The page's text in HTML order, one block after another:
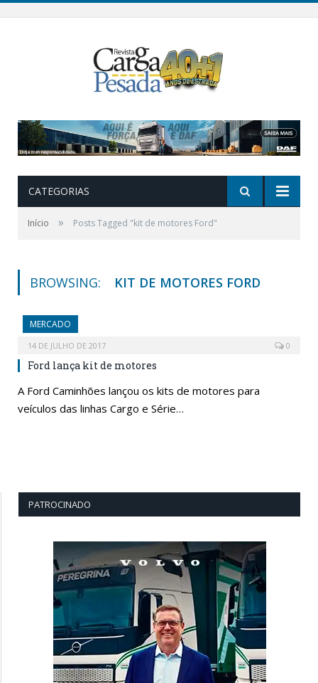
CATEGORIAS
Início » Posts Tagged "kit de motores Ford"
BROWSING: KIT DE MOTORES FORD
MERCADO
14 DE JULHO DE 2017 0
Ford lança kit de motores
A Ford Caminhões lançou os kits de motores para
veículos das linhas Cargo e Série…
PATROCINADO